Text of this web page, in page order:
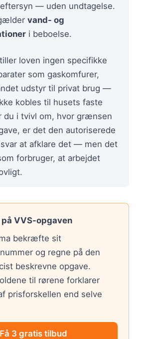
— uden undtagelse.
vand- og
i beboelse.
loven ingen specifikke
som gaskomfurer,
udstyr til privat brug —
kobles til husets faste
du i tvivl om, hvor grænsen
er det den autoriserede
at afklare det — men det
forbruger, at arbejdet
VVS-opgaven
bekræfte sit
og regne på den
beskrevne opgave.
til rørene forklarer
prisforskellen end selve
Få 3 gratis tilbud